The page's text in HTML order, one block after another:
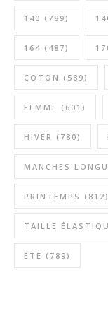
140 (789)
164 (487)
COTON (589)
FEMME (601)
HIVER (780)
MANCHES
PRINTEMPS (812)
TAILLE
ÉTÉ (789)